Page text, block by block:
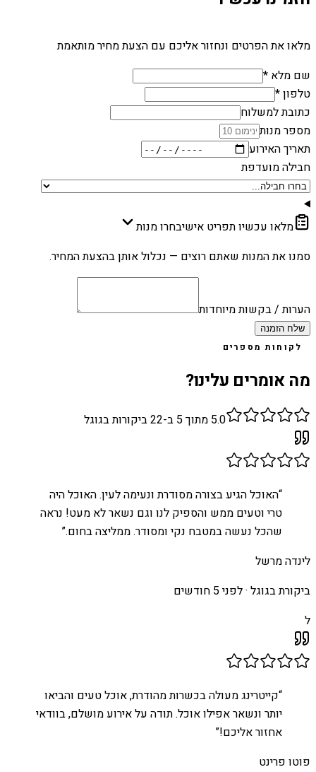
מלאו את הפרטים ונחזור אליכם עם הצעת מחיר מותאמת
שם מלא *
טלפון *
כתובת למשלוח
מספר מנות
תאריך האירוע
חבילה מועדפת
מלאו עכשיו תפריט אישיבחרו מנות
סמנו את המנות שאתם רוצים — נכלול אותן בהצעת המחיר.
הערות / בקשות מיוחדות
שלח הזמנה
לקוחות מספרים
מה אומרים עלינו?
5.0 מתוך 5 ב- 22ביקורות בגוגל
“האוכל הגיע בצורה מסודרת ונעימה לעין. האוכל היה
טרי וטעים ממש והספיק לנו וגם נשאר לא מעט! נראה
שהכל נעשה במטבח נקי ומסודר. ממליצה בחום.”
לינדה מרשל
ביקורת בגוגל ·לפני 5 חודשים
ל
“קייטרינג מעולה בכשרות מהודרת, אוכל טעים והביאו
יותר ונשאר אפילו אוכל. תודה על אירוע מושלם, בוודאי
אחזור אליכם!”
פוטו פרינט